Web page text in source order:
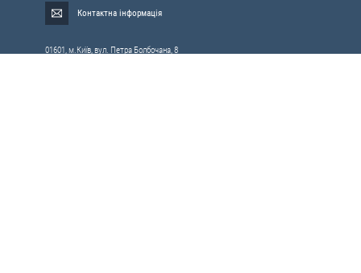
Контактна інформація
01601, м.Київ, вул. Петра Болбочана, 8